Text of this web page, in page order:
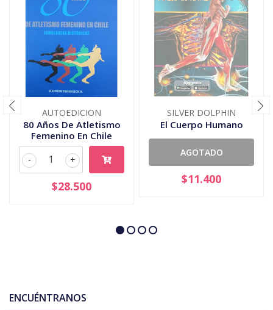
AUTOEDICION
80 Años De Atletismo
Femenino En Chile
+
-
$28.500
SILVER DOLPHIN
El Cuerpo Humano
AGOTADO
$11.400
ENCUÉNTRANOS